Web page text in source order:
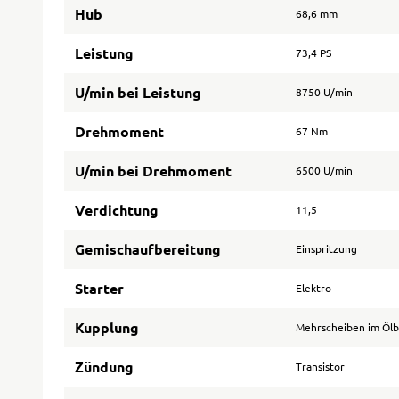
Hub 68,6 mm
Leistung 73,4 PS
U/min bei Leistung 8750 U/min
Drehmoment 67 Nm
U/min bei Drehmoment 6500 U/min
Verdichtung 11,5
Gemischaufbereitung Einspritzung
Starter Elektro
Kupplung Mehrscheiben im
Zündung Transistor